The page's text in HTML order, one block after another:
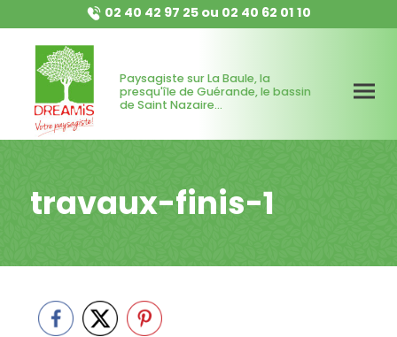
02 40 42 97 25ou 02 40 62 01 10
Paysagiste sur La Baule, la
presqu'île de Guérande, le bassin
de Saint Nazaire...
travaux-finis-1